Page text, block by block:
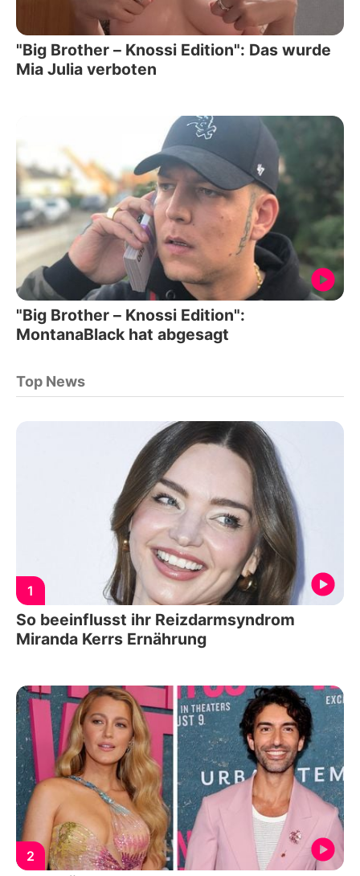
"Big Brother – Knossi Edition": Das wurde
Mia Julia verboten
"Big Brother – Knossi Edition":
MontanaBlack hat abgesagt
Top News
1
So beeinflusst ihr Reizdarmsyndrom
Miranda Kerrs Ernährung
2